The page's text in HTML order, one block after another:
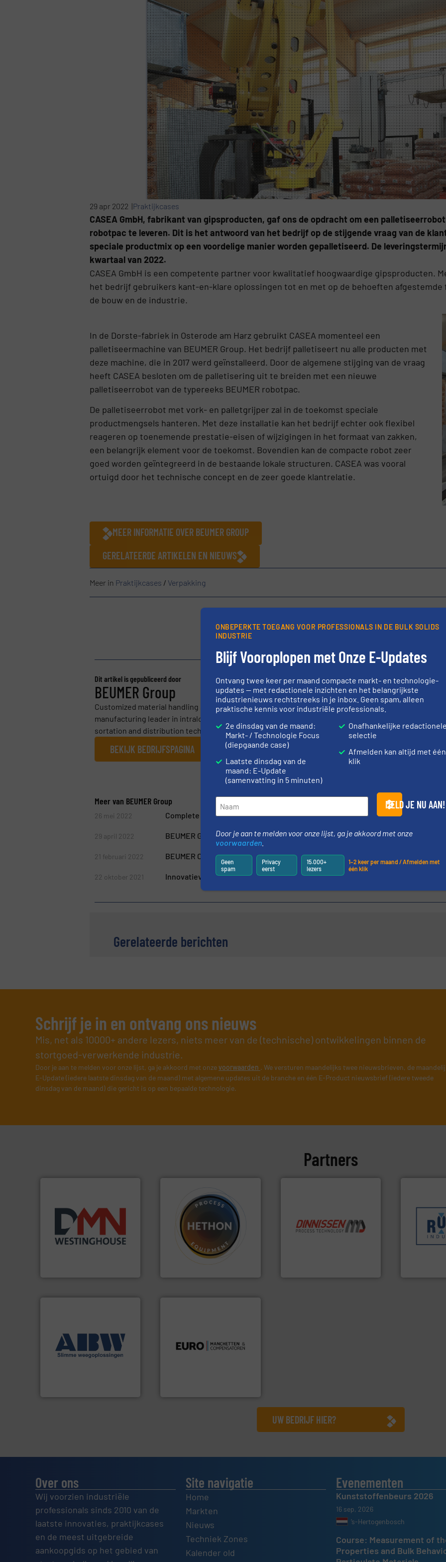
29 apr 2022 |Praktijkcases
CASEA GmbH, fabrikant van gipsproducten, gaf ons de opdracht om een
robotpac te leveren. Dit is het antwoord van het bedrijf op de stijgende vraag van de
speciale productmix op een voordelige manier worden gepalletiseerd. De
kwartaal van 2022.
CASEA GmbH is een competente partner voor kwalitatief hoogwaardige gipsproducten.
het bedrijf gebruikers kant-en-klare oplossingen tot en met op de behoeften
de bouw en de industrie.
In de Dorste-fabriek in Osterode am Harz gebruikt CASEA momenteel een
palletiseermachine van BEUMER Group. Het bedrijf palletiseert nu alle producten met
deze machine, die in 2017 werd geïnstalleerd. Door de algemene stijging van de vraag
heeft CASEA besloten om de palletisering uit te breiden met een nieuwe
palletiseerrobot van de typereeks BEUMER robotpac.
De palletiseerrobot met vork- en palletgrijper zal in de toekomst speciale
productmengsels hanteren. Met deze installatie kan het bedrijf echter ook flexibel
reageren op toenemende prestatie-eisen of wijzigingen in het formaat van zakken,
een belangrijk element voor de toekomst. Bovendien kan de compacte robot zeer
goed worden geïntegreerd in de bestaande lokale structuren. CASEA was vooral
ortuigd door het technische concept en de zeer goede klantrelatie.
MEER INFORMATIE OVER BEUMER GROUP
GERELATEERDE ARTIKELEN EN NIEUWS
Meer in Praktijkcases / Verpakking
Deel dit bericht
Dit artikel is gepubliceerd door
BEUMER Group
Customized material handling systems from BEUMER Group BEUMER Group is an international
manufacturing leader in intralogistics in the fields of conveying, loading, palletising, packaging,
sortation and distribution technology. BEUMER Group offers the right solution for...
BEKIJK BEDRIJFSPAGINA
Meer van BEUMER Group
26 mei 2022 Complete oplossingen op maat voor het gebruik van alternatieve brandstoffen
29 april 2022 BEUMER Group levert palletiseerrobot aan een fabrikant van aangepaste
21 februari 2022 BEUMER Customer Support ondersteunt cementfabrikanten bij het
22 oktober 2021 Innovatieve planningsaanpak voor bochten geschikte overland conveyors
Gerelateerde berichten
Schrijf je in en ontvang ons nieuws
Mis, net als 10000+ andere lezers, niets meer van de (technische) ontwikkelingen binnen de
stortgoed-verwerkende industrie.
Door je aan te melden voor onze lijst, ga je akkoord met onzevoorwaarden . We versturen maandelijks twee nieuwsbrieven, de
E-Update (iedere laatste dinsdag van de maand) met algemene updates uit de branche en één E-Product nieuwsbrief (iedere tweede
dinsdag van de maand) die gericht is op een bepaalde technologie.
Partners
plastic-, (petro) chemische,
farmaceutische,
mineralen-, energie en
biomassa industrieën.
Meer info ➜
Hethon Nederland BV
HETHON is wereldwijd
specialist in poeder- en
vloeistofdosering, met
name bij lastig te verwerken
materialen.Meer info ➜
stortgoedtechnologie.
Trusted by the best”.Meer
info ➜ klanten in
sectoren
aan weegapparatuur en -
componenten diverse
geautomatiseerde
weegoplossingen. Meer info
dan dertig jaar actief op het
gebied van flexibele
UW BEDRIJF HIER?
Over ons
Wij voorzien industriële
professionals sinds 2010 van de
laatste innovaties, praktijkcases
en de meest uitgebreide
aankoopgids op het gebied van
Site navigatie
Home
Markten
Nieuws
Techniek Zones
Kalender old
Evenementen
Kunststoffenbeurs 2026
16 sep, 2026
’s-Hertogenbosch
Course: Measurement of
Properties and Bulk
ONBEPERKTE TOEGANG VOOR PROFESSIONALS IN DE BULK SOLIDS
INDUSTRIE
Blijf Vooroplopen met Onze E-Updates
Ontvang twee keer per maand compacte markt- en technologie-
updates — met redactionele inzichten en het belangrijkste
industrienieuws rechtstreeks in je inbox. Geen spam, alleen
praktische kennis voor industriële professionals.
2e dinsdag van de maand:
Markt- / Technologie Focus
(diepgaande case)
Laatste dinsdag van de
maand: E-Update
(samenvatting in 5 minuten)
Onafhankelijke
selectie
Afmelden kan altijd met één
klik
MELD JE NU AAN!
Door je aan te melden voor onze lijst, ga je akkoord met onze
voorwaarden
Geen
spam
Privacy
eerst
15.000+
lezers
1–2 keer per maand / Afmelden met
één klik